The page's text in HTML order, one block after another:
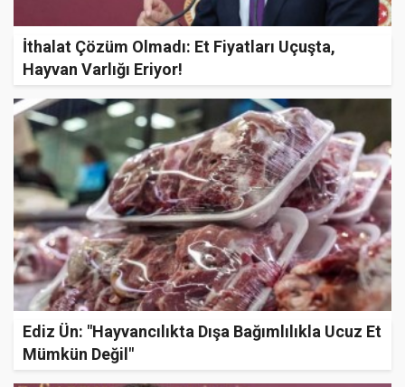
İthalat Çözüm Olmadı: Et Fiyatları Uçuşta,
Hayvan Varlığı Eriyor!
Ediz Ün: "Hayvancılıkta Dışa Bağımlılıkla Ucuz Et
Mümkün Değil"